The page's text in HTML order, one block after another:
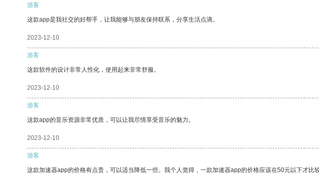
游客
这款app是我社交的好帮手，让我能够与朋友保持联系，分享生活点滴。
2023-12-10
游客
这款软件的设计非常人性化，使用起来非常舒服。
2023-12-10
游客
这款app的音乐资源非常优质，可以让我尽情享受音乐的魅力。
2023-12-10
游客
这款加速器app的价格有点贵，可以适当降低一些。我个人觉得，一款加速器app的价格应该在50元以下才比较